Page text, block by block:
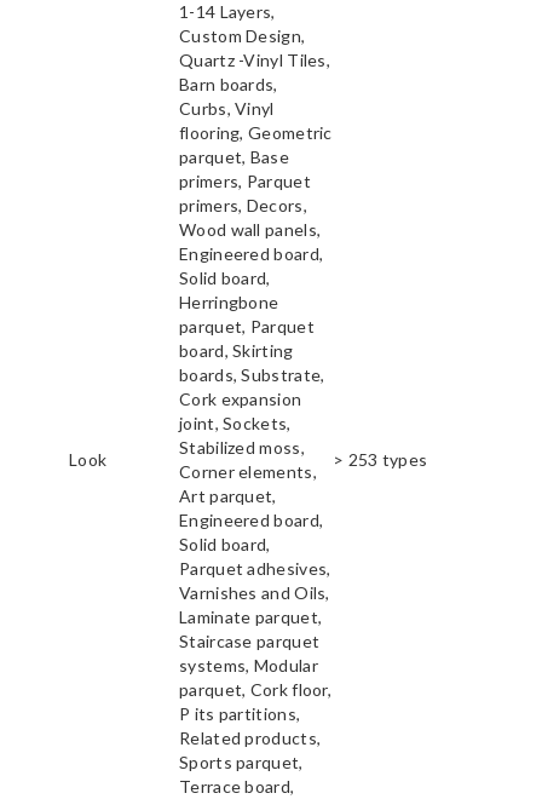
1-14 Layers,
Custom Design,
Look
Quartz -Vinyl Tiles,
Barn boards,
Curbs, Vinyl
flooring, Geometric
parquet, Base
primers, Parquet
primers, Decors,
Wood wall panels,
Engineered board,
Solid board,
Herringbone
parquet, Parquet
board, Skirting
boards, Substrate,
Cork expansion
joint, Sockets,
Stabilized moss,
Corner elements,
Art parquet,
Engineered board,
Solid board,
Parquet adhesives,
Varnishes and Oils,
Laminate parquet,
Staircase parquet
systems, Modular
parquet, Cork floor,
P its partitions,
Related products,
Sports parquet,
Terrace board,
> 253 types